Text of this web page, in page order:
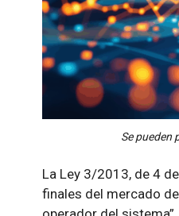
Se pueden
La Ley 3/2013, de 4
finales del mercado